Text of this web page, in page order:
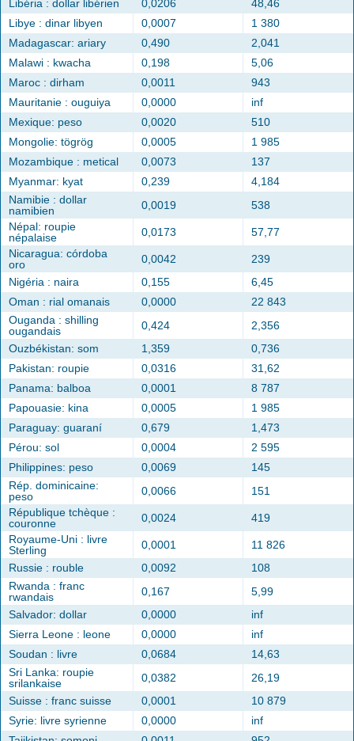
Libéria : dollar libérien 0,0206
48,46
Libye : dinar libyen
0,0007
1 380
Madagascar: ariary
0,490
2,041
Malawi : kwacha
0,198
5,06
Maroc : dirham
0,0011
943
Mauritanie : ouguiya
0,0000
inf
Mexique: peso
0,0020
510
Mongolie: tögrög
0,0005
1 985
Mozambique : metical
0,0073
137
Myanmar: kyat
0,239
4,184
Namibie : dollar
namibien
0,0019
538
Népal: roupie
népalaise
0,0173
57,77
Nicaragua: córdoba
oro
0,0042
239
Nigéria : naira
0,155
6,45
Oman : rial omanais
0,0000
22 843
Ouganda : shilling
ougandais
0,424
2,356
Ouzbékistan: som
1,359
0,736
Pakistan: roupie
0,0316
31,62
Panama: balboa
0,0001
8 787
Papouasie: kina
0,0005
1 985
Paraguay: guaraní
0,679
1,473
Pérou: sol
0,0004
2 595
Philippines: peso
0,0069
145
Rép. dominicaine:
peso
0,0066
151
République tchèque :
couronne
0,0024
419
Royaume-Uni : livre
Sterling
0,0001
11 826
Russie : rouble
0,0092
108
Rwanda : franc
rwandais
0,167
5,99
Salvador: dollar
0,0000
inf
Sierra Leone : leone
0,0000
inf
Soudan : livre
0,0684
14,63
Sri Lanka: roupie
srilankaise
0,0382
26,19
Suisse : franc suisse
0,0001
10 879
Syrie: livre syrienne
0,0000
inf